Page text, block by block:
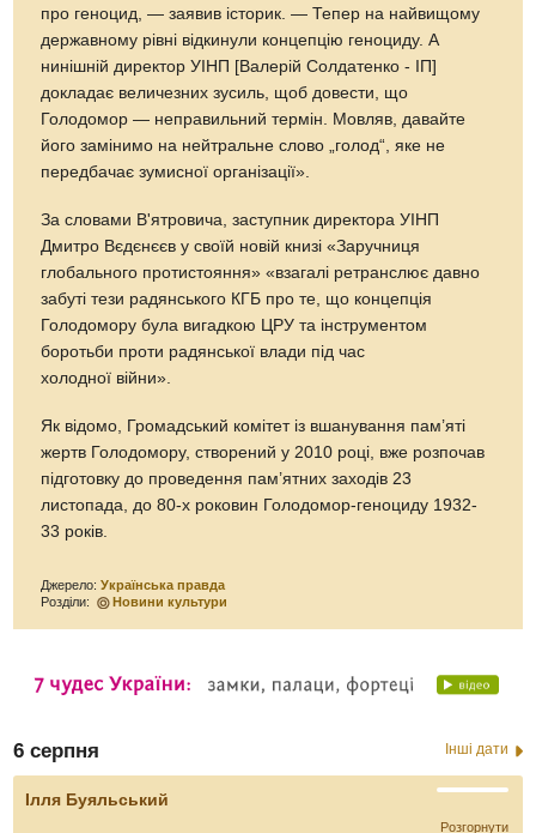
про геноцид, — заявив історик. — Тепер на найвищому
державному рівні відкинули концепцію геноциду. А
нинішній директор УІНП [Валерій Солдатенко - ІП]
докладає величезних зусиль, щоб довести, що
Голодомор — неправильний термін. Мовляв, давайте
його замінимо на нейтральне слово „голод“, яке не
передбачає зумисної організації».
За словами В'ятровича, заступник директора УІНП
Дмитро Вєдєнєєв у своїй новій книзі «Заручниця
глобального протистояння» «взагалі ретранслює давно
забуті тези радянського КГБ про те, що концепція
Голодомору була вигадкою ЦРУ та інструментом
боротьби проти радянської влади під час
холодної війни».
Як відомо, Громадський комітет із вшанування пам’яті
жертв Голодомору, створений у 2010 році, вже розпочав
підготовку до проведення пам’ятних заходів 23
листопада, до 80-х роковин Голодомор-геноциду 1932-
33 років.
Джерело:Українська правда
Розділи:
Новини культури
6 серпня Інші дати
Ілля Буяльський
Розгорнути